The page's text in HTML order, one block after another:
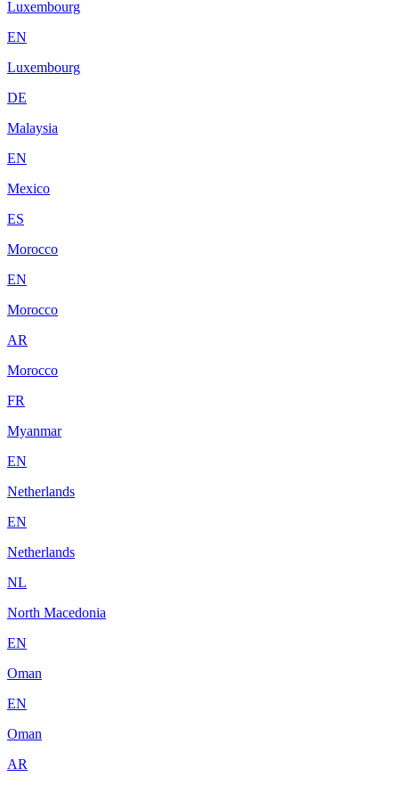
Luxembourg
EN
Luxembourg
DE
Malaysia
EN
Mexico
ES
Morocco
EN
Morocco
AR
Morocco
FR
Myanmar
EN
Netherlands
EN
Netherlands
NL
North Macedonia
EN
Oman
EN
Oman
AR